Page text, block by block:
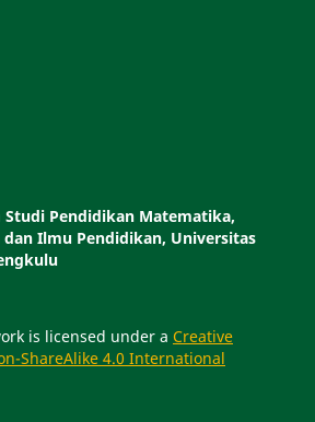
Studi Pendidikan Matematika,
dan Ilmu Pendidikan, Universitas
is licensed under a Creative
ShareAlike 4.0 International